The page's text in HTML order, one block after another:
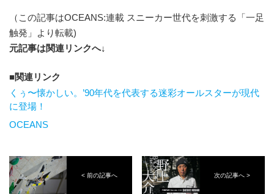
（この記事はOCEANS:連載 スニーカー世代を刺激する「一足
触発」より転載)
元記事は関連リンクへ↓
関連リンク
くぅ〜懐かしい。’90年代を代表する迷彩オールスターが現代
に登場！
OCEANS
< 前の記事へ 次の記事へ >